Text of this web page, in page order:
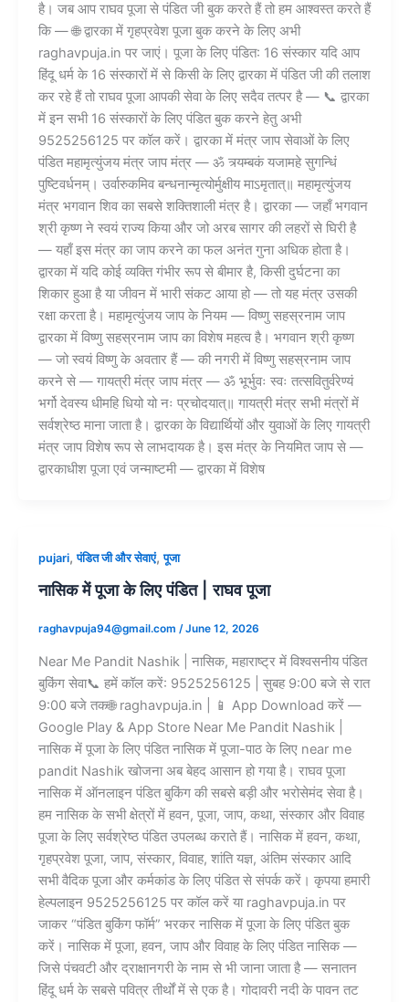
है। जब आप राघव पूजा से पंडित जी बुक करते हैं तो हम आश्वस्त करते हैं
कि — 🌐 द्वारका में गृहप्रवेश पूजा बुक करने के लिए अभी
raghavpuja.in पर जाएं। पूजा के लिए पंडित: 16 संस्कार यदि आप
हिंदू धर्म के 16 संस्कारों में से किसी के लिए द्वारका में पंडित जी की तलाश
कर रहे हैं तो राघव पूजा आपकी सेवा के लिए सदैव तत्पर है — 📞 द्वारका
में इन सभी 16 संस्कारों के लिए पंडित बुक करने हेतु अभी
9525256125 पर कॉल करें। द्वारका में मंत्र जाप सेवाओं के लिए
पंडित महामृत्युंजय मंत्र जाप मंत्र — ॐ त्र्यम्बकं यजामहे सुगन्धिं
पुष्टिवर्धनम्। उर्वारुकमिव बन्धनान्मृत्योर्मुक्षीय माऽमृतात्॥ महामृत्युंजय
मंत्र भगवान शिव का सबसे शक्तिशाली मंत्र है। द्वारका — जहाँ भगवान
श्री कृष्ण ने स्वयं राज्य किया और जो अरब सागर की लहरों से घिरी है
— यहाँ इस मंत्र का जाप करने का फल अनंत गुना अधिक होता है।
द्वारका में यदि कोई व्यक्ति गंभीर रूप से बीमार है, किसी दुर्घटना का
शिकार हुआ है या जीवन में भारी संकट आया हो — तो यह मंत्र उसकी
रक्षा करता है। महामृत्युंजय जाप के नियम — विष्णु सहस्रनाम जाप
द्वारका में विष्णु सहस्रनाम जाप का विशेष महत्व है। भगवान श्री कृष्ण
— जो स्वयं विष्णु के अवतार हैं — की नगरी में विष्णु सहस्रनाम जाप
करने से — गायत्री मंत्र जाप मंत्र — ॐ भूर्भुवः स्वः तत्सवितुर्वरेण्यं
भर्गो देवस्य धीमहि धियो यो नः प्रचोदयात्॥ गायत्री मंत्र सभी मंत्रों में
सर्वश्रेष्ठ माना जाता है। द्वारका के विद्यार्थियों और युवाओं के लिए गायत्री
मंत्र जाप विशेष रूप से लाभदायक है। इस मंत्र के नियमित जाप से —
द्वारकाधीश पूजा एवं जन्माष्टमी — द्वारका में विशेष
pujari,पंडित जी और सेवाएं,पूजा
नासिक में पूजा के लिए पंडित | राघव पूजा
raghavpuja94@gmail.com /June 12, 2026
Near Me Pandit Nashik | नासिक, महाराष्ट्र में विश्वसनीय पंडित
बुकिंग सेवा📞 हमें कॉल करें: 9525256125 | सुबह 9:00 बजे से रात
9:00 बजे तक🌐 raghavpuja.in | 📱 App Download करें —
Google Play & App Store Near Me Pandit Nashik |
नासिक में पूजा के लिए पंडित नासिक में पूजा-पाठ के लिए near me
pandit Nashik खोजना अब बेहद आसान हो गया है। राघव पूजा
नासिक में ऑनलाइन पंडित बुकिंग की सबसे बड़ी और भरोसेमंद सेवा है।
हम नासिक के सभी क्षेत्रों में हवन, पूजा, जाप, कथा, संस्कार और विवाह
पूजा के लिए सर्वश्रेष्ठ पंडित उपलब्ध कराते हैं। नासिक में हवन, कथा,
गृहप्रवेश पूजा, जाप, संस्कार, विवाह, शांति यज्ञ, अंतिम संस्कार आदि
सभी वैदिक पूजा और कर्मकांड के लिए पंडित से संपर्क करें। कृपया हमारी
हेल्पलाइन 9525256125 पर कॉल करें या raghavpuja.in पर
जाकर “पंडित बुकिंग फॉर्म” भरकर नासिक में पूजा के लिए पंडित बुक
करें। नासिक में पूजा, हवन, जाप और विवाह के लिए पंडित नासिक —
जिसे पंचवटी और द्राक्षानगरी के नाम से भी जाना जाता है — सनातन
हिंदू धर्म के सबसे पवित्र तीर्थों में से एक है। गोदावरी नदी के पावन तट